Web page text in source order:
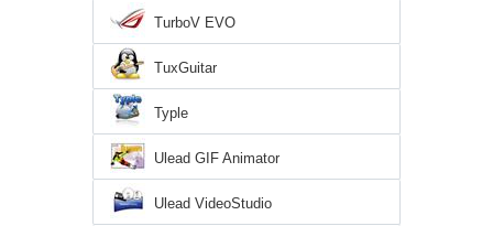
TurboV EVO
TuxGuitar
Typle
Ulead GIF Animator
Ulead VideoStudio